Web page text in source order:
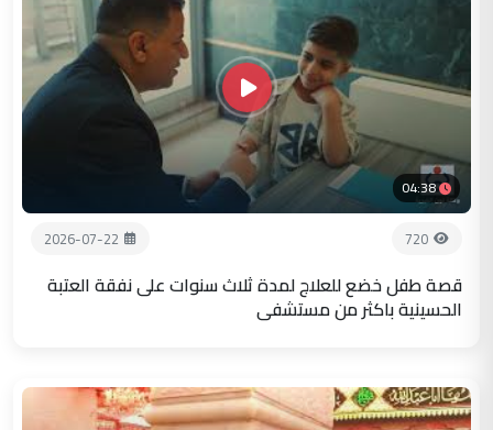
04:38
720
2026-07-22
قصة طفل خضع للعلاج لمدة ثلاث سنوات على نفقة العتبة
الحسينية باكثر من مستشفى